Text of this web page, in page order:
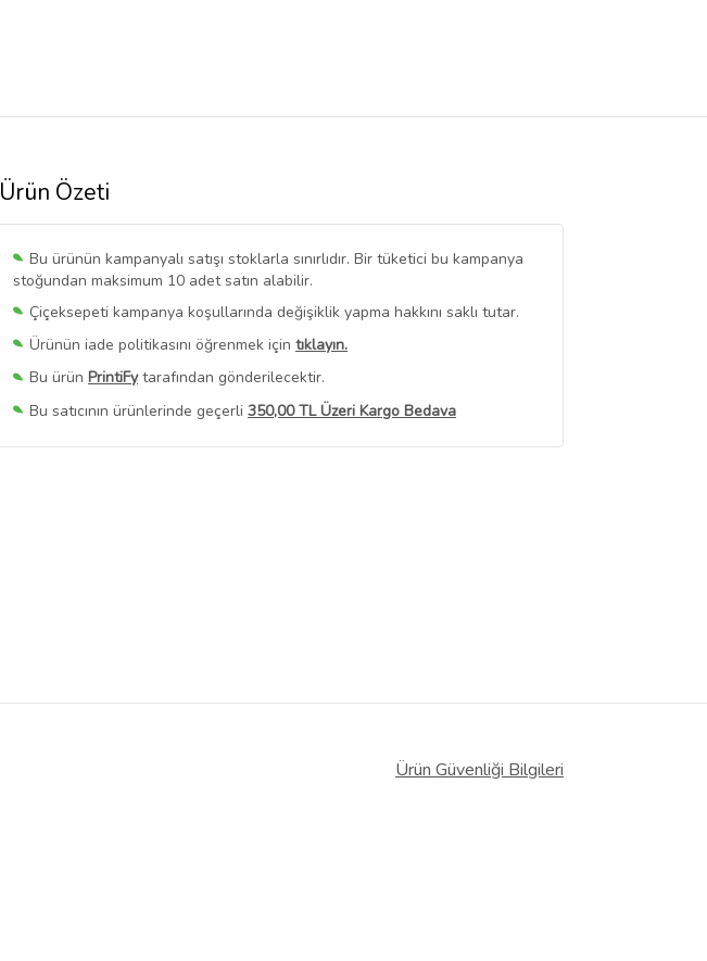
Ürün Özeti
Bu ürünün kampanyalı satışı stoklarla sınırlıdır. Bir tüketici bu kampanya
stoğundan maksimum 10 adet satın alabilir.
Çiçeksepeti kampanya koşullarında değişiklik yapma hakkını saklı tutar.
Ürünün iade politikasını öğrenmek için tıklayın.
Bu ürün PrintiFytarafından gönderilecektir.
Bu satıcının ürünlerinde geçerli 350,00 TL Üzeri Kargo Bedava
Bu SatıcınınTüm Ürünlerini Görüntüle
Ürün Güvenliği Bilgileri